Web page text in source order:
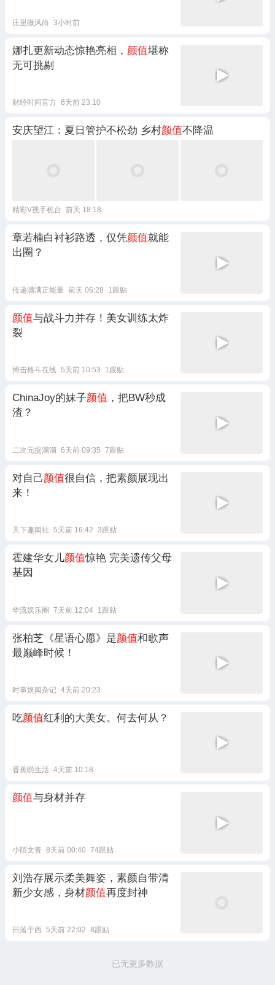
庄里微风尚 3小时前
娜扎更新动态惊艳亮相， 颜值堪称
无可挑剔
财经时间官方 6天前 23:10
安庆望江：夏日管护不松劲 乡村颜值不降温
精彩V视手机台 前天 18:18
章若楠白衬衫路透，仅凭颜值就能
出圈？
传递满满正能量 前天 06:28 1跟贴
颜值与战斗力并存！美女训练太炸
裂
搏击格斗在线 5天前 10:53 1跟贴
ChinaJoy的妹子颜值 ，把BW秒成
渣？
二次元提溜溜 6天前 09:35 7跟贴
对自己颜值很自信，把素颜展现出
来！
天下趣闻社 5天前 16:42 3跟贴
霍建华女儿颜值惊艳 完美遗传父母
基因
华流娱乐圈 7天前 12:04 1跟贴
张柏芝《星语心愿》是颜值和歌声
最巅峰时候！
时事娱闻杂记 4天前 20:23
吃颜值红利的大美女。何去何从？
香蕉唠生活 4天前 10:18
颜值与身材并存
小陌文青 8天前 00:40 74跟贴
刘浩存展示柔美舞姿，素颜自带清
新少女感，身材颜值再度封神
日落于西 5天前 22:02 8跟贴
已无更多数据